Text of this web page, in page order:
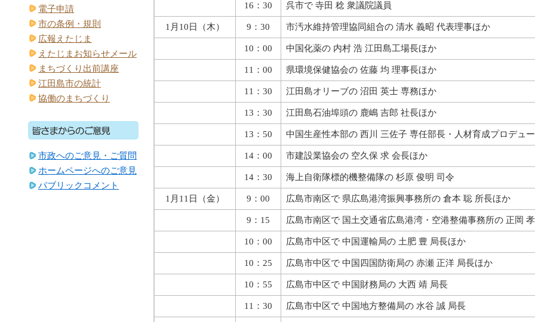
16：30 呉市で 寺田 稔 衆議院議員
1月10日（木） 9：30 市汚水維持管理協同組合の 清水 義昭 代表理事ほか
10：00 中国化薬の 内村 浩 江田島工場長ほか
11：00 県環境保健協会の 佐藤 均 理事長ほか
11：30 江田島オリーブの 沼田 英士 専務ほか
13：30 江田島石油埠頭の 鹿嶋 吉郎 社長ほか
13：50 中国生産性本部の 西川 三佐子 専任部長・人材育成プロデュ
14：00 市建設業協会の 空久保 求 会長ほか
14：30 海上自衛隊標的機整備隊の 杉原 俊明 司令
1月11日（金） 9：00 広島市南区で 県広島港湾振興事務所の 倉本 聡 所長ほか
9：15 広島市南区で 国土交通省広島港湾・空港整備事務所の 正岡
10：00 広島市中区で 中国運輸局の 土肥 豊 局長ほか
10：25 広島市中区で 中国四国防衛局の 赤瀬 正洋 局長ほか
10：55 広島市中区で 中国財務局の 大西 靖 局長
11：30 広島市中区で 中国地方整備局の 水谷 誠 局長
電子申請
市の条例・規則
広報えたじま
えたじまお知らせメール
まちづくり出前講座
江田島市の統計
協働のまちづくり
市政へのご意見・ご質問
ホームページへのご意見
パブリックコメント